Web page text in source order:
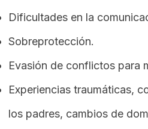
Dificultades en la
Sobreprotección.
Evasión de conflictos para
Experiencias traumáticas,
los padres, cambios de